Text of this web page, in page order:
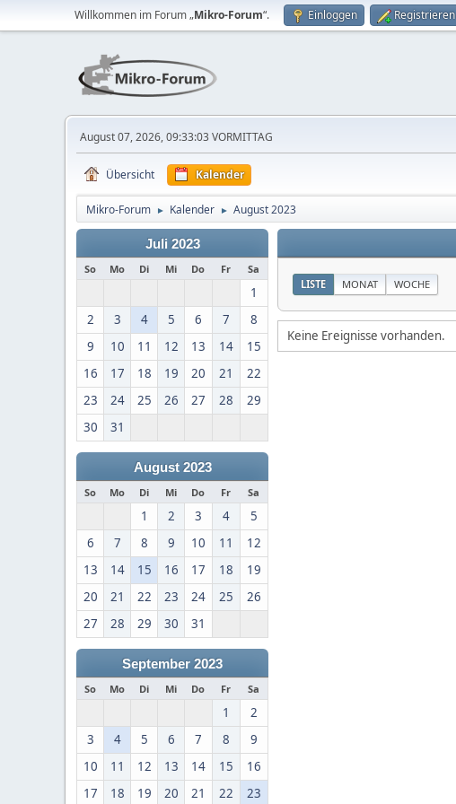
Willkommen im Forum „Mikro-Forum“. Einloggen Registrieren
August 07, 2026, 09:33:03 VORMITTAG
Übersicht Kalender
Mikro-Forum ► Kalender ► August 2023
Juli 2023
So Mo Di Mi Do Fr Sa
1
2
3 4 5 6 7
8
9
10 11 12 13 14
15
16
17 18 19 20 21
22
23
24 25 26 27 28
29
30
31
August 2023
So Mo Di Mi Do Fr Sa
1 2 3 4
5
6
7 8 9 10 11
12
13
14 15 16 17 18
19
20
21 22 23 24 25
26
27
28 29 30 31
September 2023
So Mo Di Mi Do Fr Sa
1
2
3
4 5 6 7 8
9
10
11 12 13 14 15
16
17
18 19 20 21 22 23
LISTE MONAT WOCHE
Keine Ereignisse vorhanden.